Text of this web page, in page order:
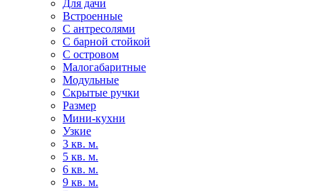
Для дачи
Встроенные
С антресолями
С барной стойкой
С островом
Малогабаритные
Модульные
Скрытые ручки
Размер
Мини-кухни
Узкие
3 кв. м.
5 кв. м.
6 кв. м.
9 кв. м.